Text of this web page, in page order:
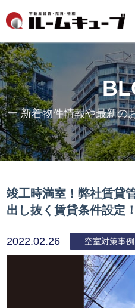
ー 新着物件情報や最新の
竣工時満室！弊社賃貸
出し抜く賃貸条件設定！
2022.02.26 空室対策事例